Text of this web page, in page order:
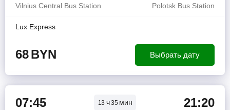
Vilnius Central Bus Station
Polotsk Bus Station
Lux Express
68BYN Выбрать дату
07:45 13 ч35 мин 21:20